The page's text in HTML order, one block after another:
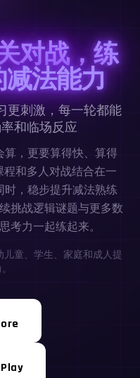
对战，练
法能力
更刺激，每一轮都能
和临场反应
，更要算得快、算得
和多人对战结合在一
，稳步提升减法熟练
挑战逻辑谜题与更多数
考力一起练起来。
儿童、学生、家庭和成人提